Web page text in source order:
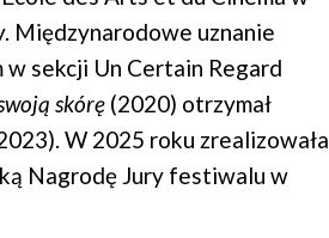
Międzynarodowe uznanie
w sekcji Un Certain Regard
skórę (2020) otrzymał
W 2025 roku zrealizowała
Nagrodę Jury festiwalu w